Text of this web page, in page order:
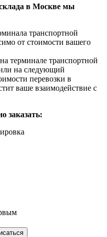
в Москве мы
транспортной
от стоимости вашего
терминале транспортной
на следующий
перевозки в
ваше взаимодействие с
заказать: